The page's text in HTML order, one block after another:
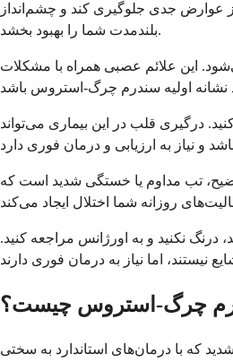
عوارض جدی جلوگیری کند و چشم‌انداز
بلندمدت شما را بهبود بخشد.
این علائم عصبی همراه با مشکلات
درگیری قلب در این بیماری می‌تواند
تب مداوم یا خستگی شدید است که
نکنید و به اورژانس مراجعه کنید.
چرگ-استروس چیست؟
که با درمان‌های استاندارد به سختی